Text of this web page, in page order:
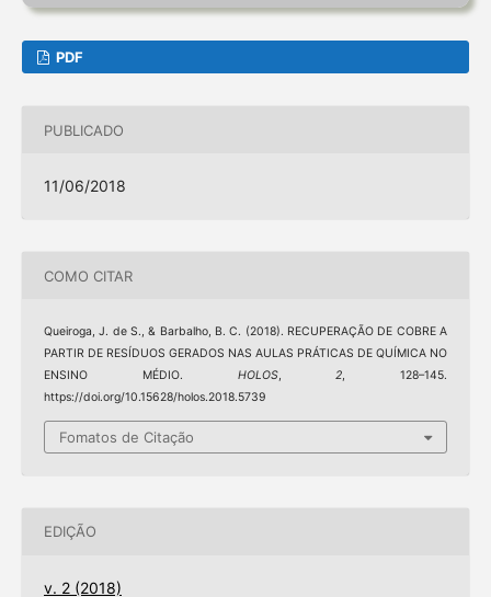
PDF
PUBLICADO
11/06/2018
COMO CITAR
Queiroga, J. de S., & Barbalho, B. C. (2018). RECUPERAÇÃO DE COBRE A
PARTIR DE RESÍDUOS GERADOS NAS AULAS PRÁTICAS DE QUÍMICA NO
ENSINO MÉDIO. HOLOS,2, 128–145.
https://doi.org/10.15628/holos.2018.5739
Fomatos de Citação
EDIÇÃO
v. 2 (2018)